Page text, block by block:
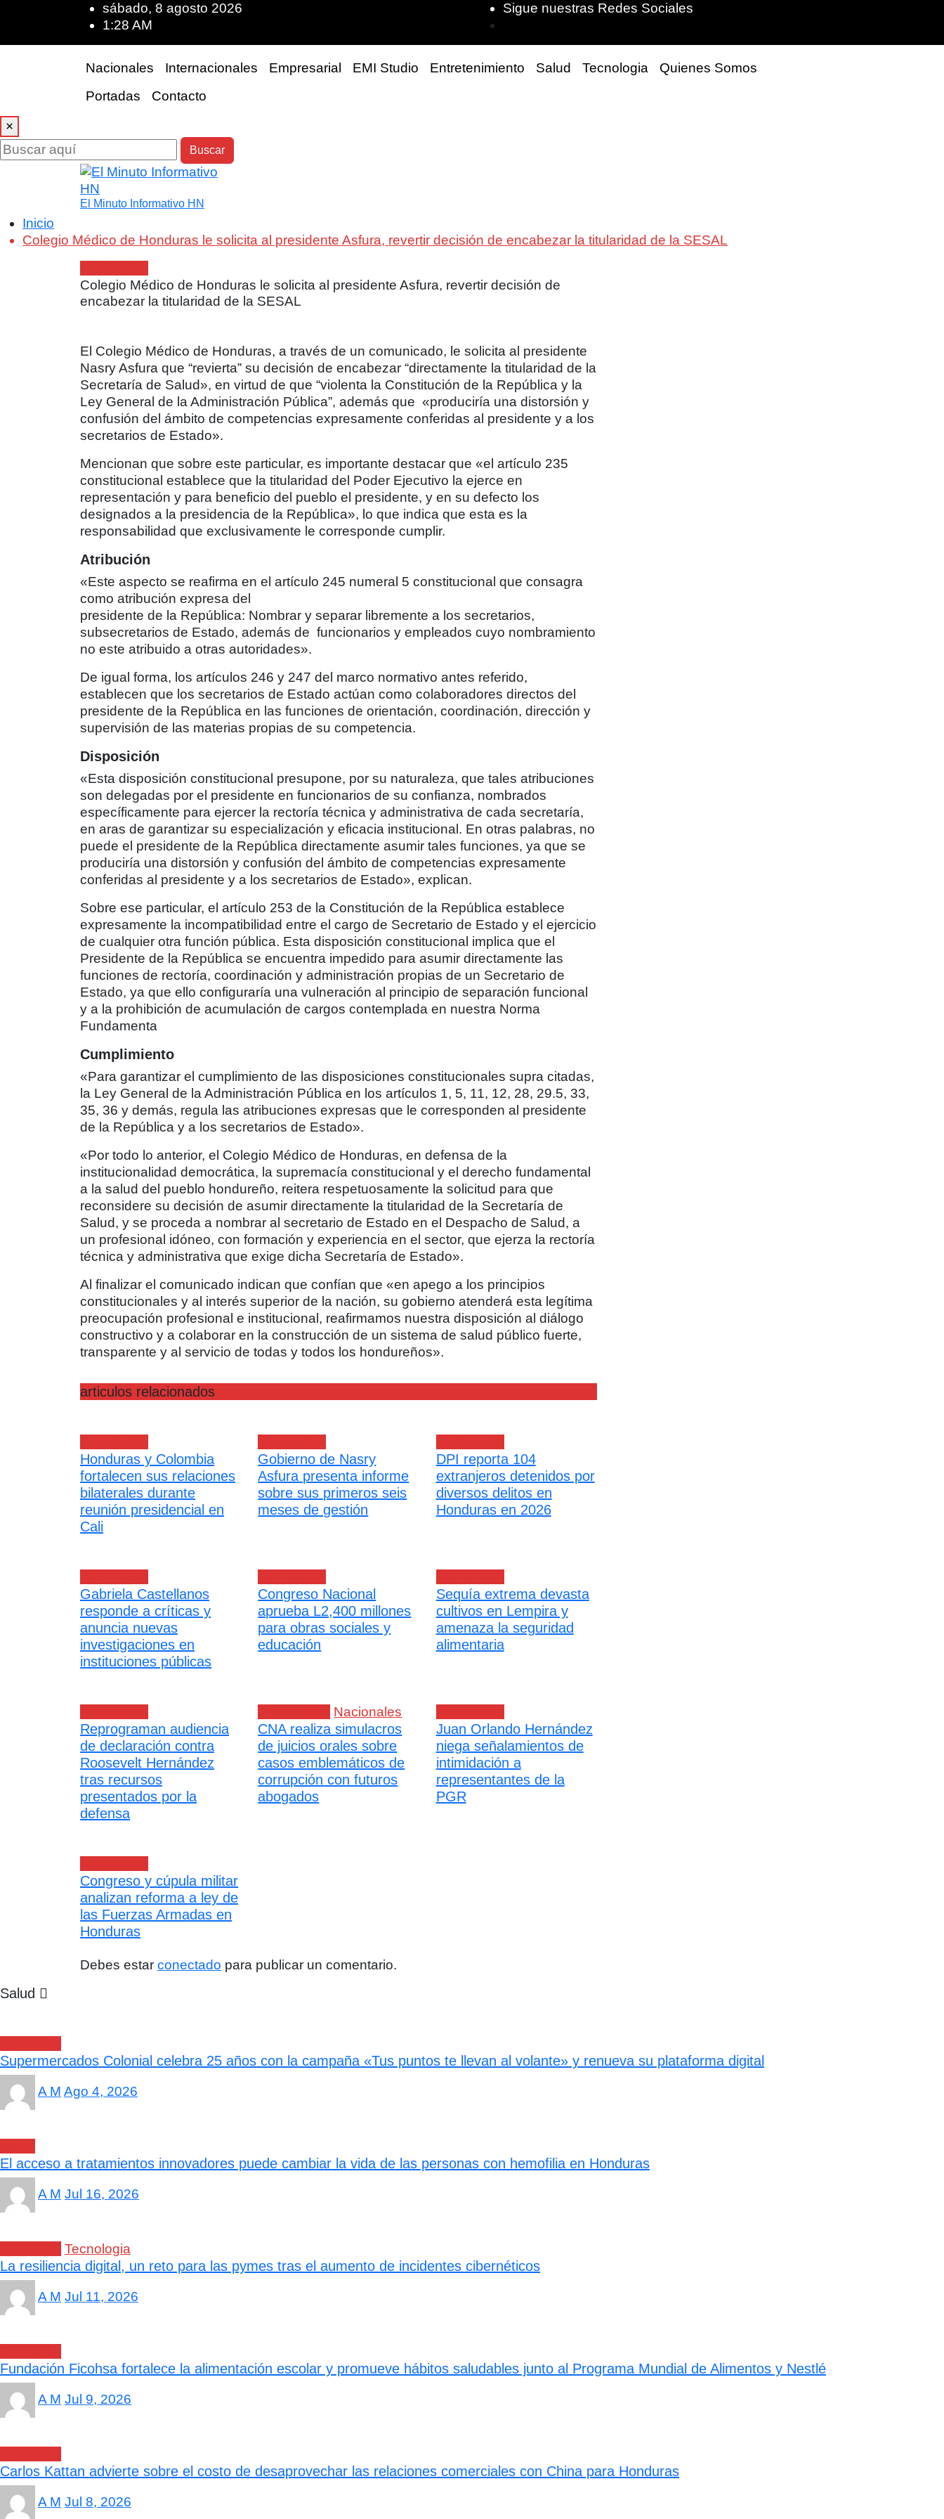
sábado, 8 agosto 2026
1:28 AM
Sigue nuestras Redes Sociales
Nacionales Internacionales Empresarial EMI Studio Entretenimiento Salud Tecnologia
Quienes Somos
Portadas
Contacto
×
Buscar
El Minuto Informativo HN
Inicio
Colegio Médico de Honduras le solicita al presidente Asfura, revertir decisión de encabezar la titularidad de la SESAL
Colegio Médico de Honduras le solicita al presidente Asfura, revertir decisión de
encabezar la titularidad de la SESAL
El Colegio Médico de Honduras, a través de un comunicado, le solicita al presidente
Nasry Asfura que “revierta” su decisión de encabezar “directamente la titularidad de la
Secretaría de Salud», en virtud de que “violenta la Constitución de la República y la
Ley General de la Administración Pública”, además que «produciría una distorsión y
confusión del ámbito de competencias expresamente conferidas al presidente y a los
secretarios de Estado».
Mencionan que sobre este particular, es importante destacar que «el artículo 235
constitucional establece que la titularidad del Poder Ejecutivo la ejerce en
representación y para beneficio del pueblo el presidente, y en su defecto los
designados a la presidencia de la República», lo que indica que esta es la
responsabilidad que exclusivamente le corresponde cumplir.
Atribución
«Este aspecto se reafirma en el artículo 245 numeral 5 constitucional que consagra
como atribución expresa del
presidente de la República: Nombrar y separar libremente a los secretarios,
subsecretarios de Estado, además de funcionarios y empleados cuyo nombramiento
no este atribuido a otras autoridades».
De igual forma, los artículos 246 y 247 del marco normativo antes referido,
establecen que los secretarios de Estado actúan como colaboradores directos del
presidente de la República en las funciones de orientación, coordinación, dirección y
supervisión de las materias propias de su competencia.
Disposición
«Esta disposición constitucional presupone, por su naturaleza, que tales atribuciones
son delegadas por el presidente en funcionarios de su confianza, nombrados
específicamente para ejercer la rectoría técnica y administrativa de cada secretaría,
en aras de garantizar su especialización y eficacia institucional. En otras palabras, no
puede el presidente de la República directamente asumir tales funciones, ya que se
produciría una distorsión y confusión del ámbito de competencias expresamente
conferidas al presidente y a los secretarios de Estado», explican.
Sobre ese particular, el artículo 253 de la Constitución de la República establece
expresamente la incompatibilidad entre el cargo de Secretario de Estado y el ejercicio
de cualquier otra función pública. Esta disposición constitucional implica que el
Presidente de la República se encuentra impedido para asumir directamente las
funciones de rectoría, coordinación y administración propias de un Secretario de
Estado, ya que ello configuraría una vulneración al principio de separación funcional
y a la prohibición de acumulación de cargos contemplada en nuestra Norma
Fundamenta
Cumplimiento
«Para garantizar el cumplimiento de las disposiciones constitucionales supra citadas,
la Ley General de la Administración Pública en los artículos 1, 5, 11, 12, 28, 29.5, 33,
35, 36 y demás, regula las atribuciones expresas que le corresponden al presidente
de la República y a los secretarios de Estado».
«Por todo lo anterior, el Colegio Médico de Honduras, en defensa de la
institucionalidad democrática, la supremacía constitucional y el derecho fundamental
a la salud del pueblo hondureño, reitera respetuosamente la solicitud para que
reconsidere su decisión de asumir directamente la titularidad de la Secretaría de
Salud, y se proceda a nombrar al secretario de Estado en el Despacho de Salud, a
un profesional idóneo, con formación y experiencia en el sector, que ejerza la rectoría
técnica y administrativa que exige dicha Secretaría de Estado».
Al finalizar el comunicado indican que confían que «en apego a los principios
constitucionales y al interés superior de la nación, su gobierno atenderá esta legítima
preocupación profesional e institucional, reafirmamos nuestra disposición al diálogo
constructivo y a colaborar en la construcción de un sistema de salud público fuerte,
transparente y al servicio de todas y todos los hondureños».
articulos relacionados
Honduras y Colombia
fortalecen sus relaciones
bilaterales durante
reunión presidencial en
Cali
Gobierno de Nasry
Asfura presenta informe
sobre sus primeros seis
meses de gestión
DPI reporta 104
extranjeros detenidos por
diversos delitos en
Honduras en 2026
Gabriela Castellanos
responde a críticas y
anuncia nuevas
investigaciones en
instituciones públicas
Congreso Nacional
aprueba L2,400 millones
para obras sociales y
educación
Sequía extrema devasta
cultivos en Lempira y
amenaza la seguridad
alimentaria
Reprograman audiencia
de declaración contra
Roosevelt Hernández
tras recursos
presentados por la
defensa
Nacionales
CNA realiza simulacros
de juicios orales sobre
casos emblemáticos de
corrupción con futuros
abogados
Juan Orlando Hernández
niega señalamientos de
intimidación a
representantes de la
PGR
Congreso y cúpula militar
analizan reforma a ley de
las Fuerzas Armadas en
Honduras
Debes estar conectado para publicar un comentario.
Salud
Supermercados Colonial celebra 25 años con la campaña «Tus puntos te llevan al volante» y renueva su plataforma digital
A M Ago 4, 2026
El acceso a tratamientos innovadores puede cambiar la vida de las personas con hemofilia en Honduras
A M Jul 16, 2026
Tecnologia
La resiliencia digital, un reto para las pymes tras el aumento de incidentes cibernéticos
A M Jul 11, 2026
Fundación Ficohsa fortalece la alimentación escolar y promueve hábitos saludables junto al Programa Mundial de Alimentos y Nestlé
A M Jul 9, 2026
Carlos Kattan advierte sobre el costo de desaprovechar las relaciones comerciales con China para Honduras
A M Jul 8, 2026